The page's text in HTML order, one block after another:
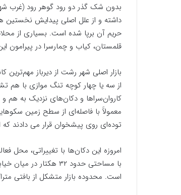
بدون شک گذر دو رود گوهر رود (غرب
داشته و از علل اصلی پیدایش نخستین
حریم آن برپا شده است. بسیاری از
قلمستان، کیاب و چمارسرا در پیرامون
بازار اصلی شهر رشت از دیرباز
از سه یا چهار کوچه تنگ موازی با
کاروان‌سراها و دکان‌های نزدیک به هم و
معمولاََ با فاصله‌ای از سطح زمین
توده‌ای روی پیشخوان قرار می دادند
امروزه این دکان‌ها با تغییراتی، محل
با مساحتی حدود ۳۲
است. محدوده بازار متشکل از بافتی